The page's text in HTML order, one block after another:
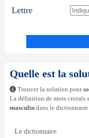
Lettre
Quelle est la
Trouver la solution pour
La définition de mots croisés
masculin dans le dictionnaire
Le dictionnaire